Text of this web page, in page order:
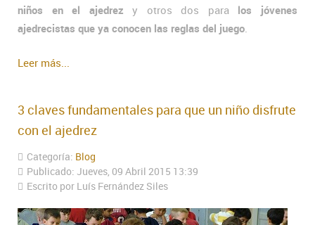
niños en el ajedrez y otros dos para los jóvenes
ajedrecistas que ya conocen las reglas del juego.
Leer más...
3 claves fundamentales para que un niño disfrute
con el ajedrez
Categoría: Blog
Publicado: Jueves, 09 Abril 2015 13:39
Escrito por Luís Fernández Siles